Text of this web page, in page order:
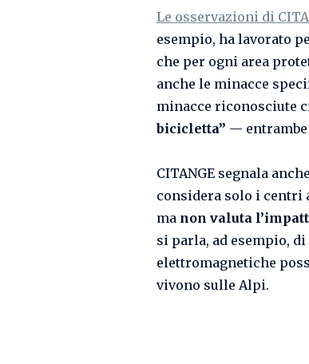
Le osservazioni di
esempio, ha lavorato
che per ogni area
anche le minacce
minacce riconosciute
bicicletta” —
CITANGE segnala
considera solo i
ma non valuta
si parla, ad esempio,
elettromagnetiche
vivono sulle Alpi.